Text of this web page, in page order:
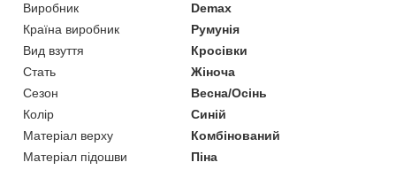
Виробник
Demax
Країна виробник
Румунія
Вид взуття
Кросівки
Стать
Жіноча
Сезон
Весна/Осінь
Колір
Синій
Матеріал верху
Комбінований
Матеріал підошви
Піна